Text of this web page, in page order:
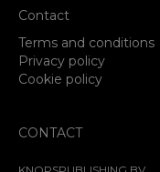
Contact
Terms and conditions
Privacy policy
Cookie policy
CONTACT